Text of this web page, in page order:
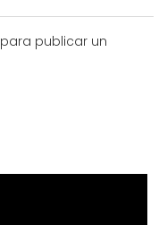
para publicar un